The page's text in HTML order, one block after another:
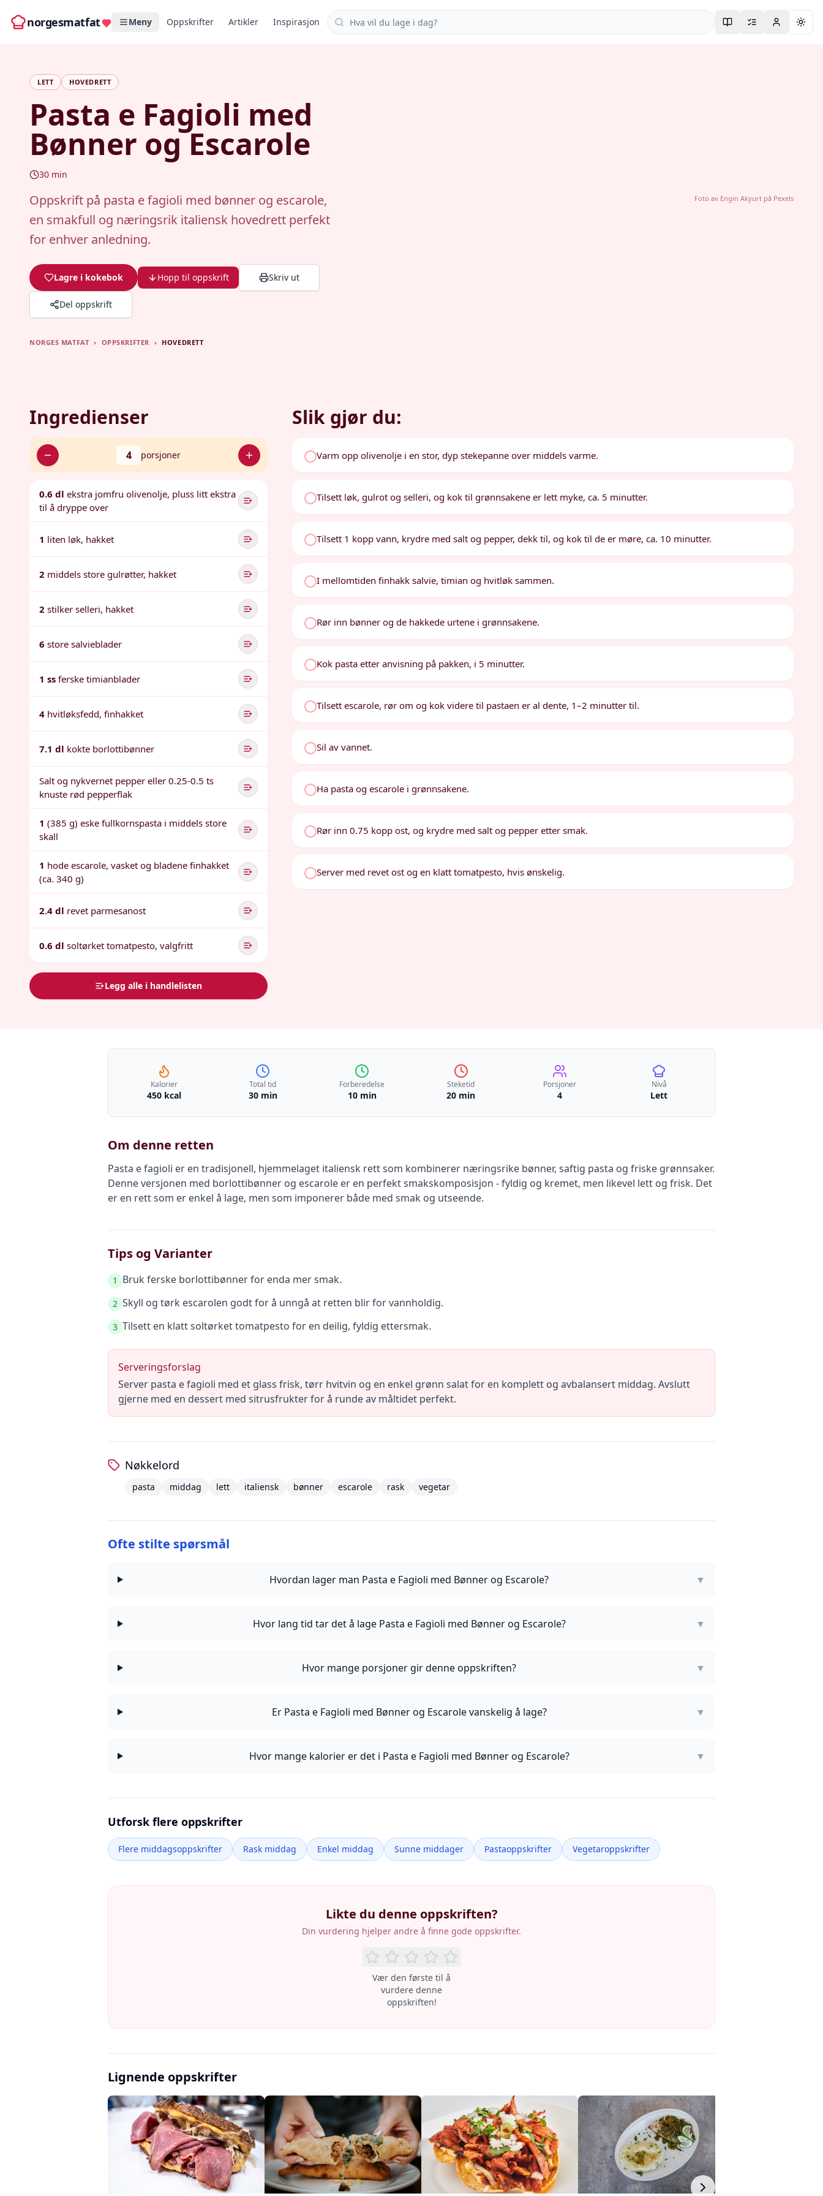
norgesmatfat Meny Oppskrifter Artikler Inspirasjon Søk i oppskrifter
LETT HOVEDRETT
Pasta e Fagioli med
Bønner og Escarole
30 min
Oppskrift på pasta e fagioli med bønner og escarole,
en smakfull og næringsrik italiensk hovedrett perfekt
for enhver anledning.
Lagre i kokebok Hopp til oppskrift Skriv ut
Del oppskrift
Foto av Engin Akyurtpå Pexels
NORGES MATFAT › OPPSKRIFTER › HOVEDRETT
Ingredienser
4 porsjoner
0.6 dl ekstra jomfru olivenolje, pluss litt ekstra
til å dryppe over
1 liten løk, hakket
2 middels store gulrøtter, hakket
2 stilker selleri, hakket
6 store salvieblader
1 ss ferske timianblader
4 hvitløksfedd, finhakket
7.1 dl kokte borlottibønner
Salt og nykvernet pepper eller 0.25-0.5 ts
knuste rød pepperflak
1 (385 g) eske fullkornspasta i middels store
skall
1 hode escarole, vasket og bladene finhakket
(ca. 340 g)
2.4 dl revet parmesanost
0.6 dl soltørket tomatpesto, valgfritt
Legg alle i handlelisten
Slik gjør du:
Varm opp olivenolje i en stor, dyp stekepanne over middels varme.
Tilsett løk, gulrot og selleri, og kok til grønnsakene er lett myke, ca. 5 minutter.
Tilsett 1 kopp vann, krydre med salt og pepper, dekk til, og kok til de er møre, ca. 10 minutter.
I mellomtiden finhakk salvie, timian og hvitløk sammen.
Rør inn bønner og de hakkede urtene i grønnsakene.
Kok pasta etter anvisning på pakken, i 5 minutter.
Tilsett escarole, rør om og kok videre til pastaen er al dente, 1–2 minutter til.
Sil av vannet.
Ha pasta og escarole i grønnsakene.
Rør inn 0.75 kopp ost, og krydre med salt og pepper etter smak.
Server med revet ost og en klatt tomatpesto, hvis ønskelig.
Kalorier
450 kcal
Total tid
30 min
Forberedelse
10 min
Steketid
20 min
Porsjoner
4
Nivå
Lett
Om denne retten
Pasta e fagioli er en tradisjonell, hjemmelaget italiensk rett som kombinerer næringsrike bønner, saftig pasta og friske grønnsaker.
Denne versjonen med borlottibønner og escarole er en perfekt smakskomposisjon - fyldig og kremet, men likevel lett og frisk. Det
er en rett som er enkel å lage, men som imponerer både med smak og utseende.
Tips og Varianter
1 Bruk ferske borlottibønner for enda mer smak.
2 Skyll og tørk escarolen godt for å unngå at retten blir for vannholdig.
3 Tilsett en klatt soltørket tomatpesto for en deilig, fyldig ettersmak.
Serveringsforslag
Server pasta e fagioli med et glass frisk, tørr hvitvin og en enkel grønn salat for en komplett og avbalansert middag. Avslutt
gjerne med en dessert med sitrusfrukter for å runde av måltidet perfekt.
Nøkkelord
pasta middag lett italiensk bønner escarole rask vegetar
Ofte stilte spørsmål
Hvordan lager man Pasta e Fagioli med Bønner og Escarole? ▼
Hvor lang tid tar det å lage Pasta e Fagioli med Bønner og Escarole? ▼
Hvor mange porsjoner gir denne oppskriften? ▼
Er Pasta e Fagioli med Bønner og Escarole vanskelig å lage? ▼
Hvor mange kalorier er det i Pasta e Fagioli med Bønner og Escarole? ▼
Utforsk flere oppskrifter
Flere middagsoppskrifter Rask middag Enkel middag Sunne middager Pastaoppskrifter Vegetaroppskrifter
Likte du denne oppskriften?
Din vurdering hjelper andre å finne gode oppskrifter.
Vær den første til å
vurdere denne
oppskriften!
Lignende oppskrifter